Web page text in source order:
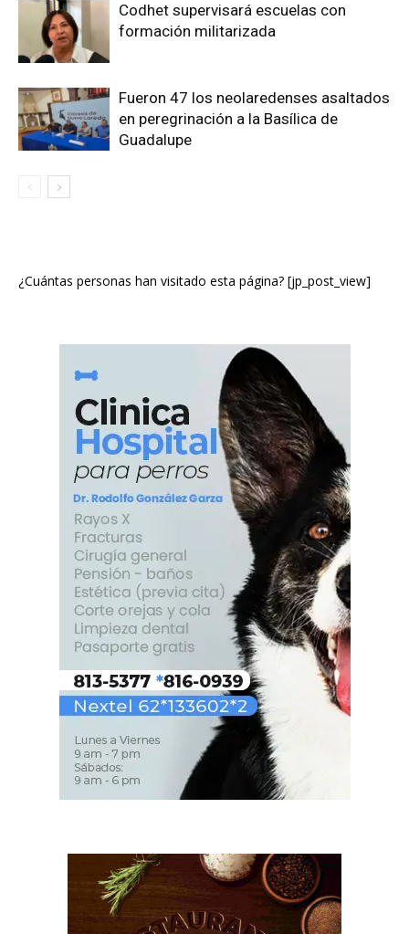
Codhet supervisará escuelas con
formación militarizada
Fueron 47 los neolaredenses asaltados
en peregrinación a la Basílica de
Guadalupe
¿Cuántas personas han visitado esta página? [jp_post_view]